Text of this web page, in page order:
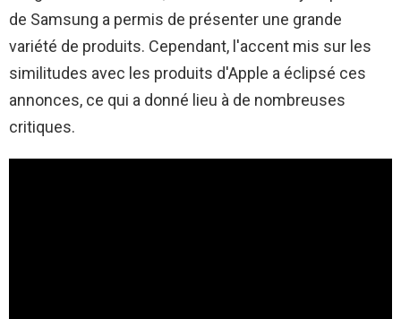
de Samsung a permis de présenter une grande
variété de produits. Cependant, l'accent mis sur les
similitudes avec les produits d'Apple a éclipsé ces
annonces, ce qui a donné lieu à de nombreuses
critiques.